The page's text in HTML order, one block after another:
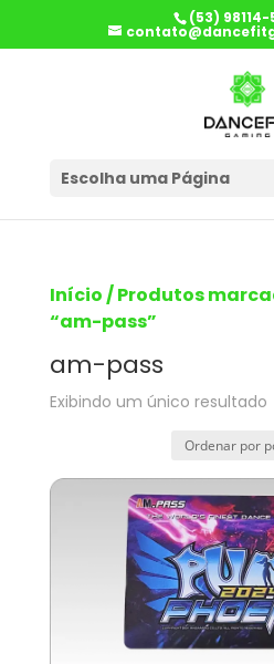
(53) 98114-
Escolha uma Página
Início/ Produtos
“am-pass”
am-pass
Exibindo um único resultado